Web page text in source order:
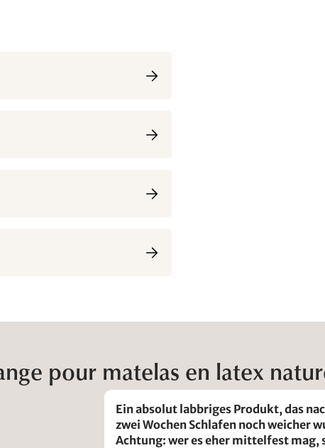
pour matelas en latex
Ein absolut labbriges Produkt, das
zwei Wochen Schlafen noch weicher
Achtung: wer es eher mittelfest mag,